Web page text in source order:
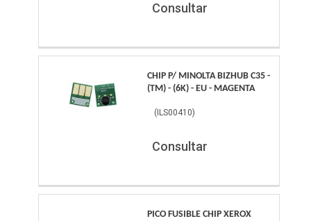
Consultar
CHIP P/ MINOLTA BIZHUB C35 -
(TM) - (6K) - EU - MAGENTA
( ILS00410)
Consultar
PICO FUSIBLE CHIP XEROX